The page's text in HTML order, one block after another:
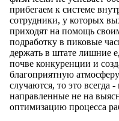
прибегаем к системе
сотрудники, у которых
приходят на помощь
подработку в пиковые
держать в штате лишние
почве конкуренции и
благоприятную
случаются, то это всегда
направленные не на
оптимизацию процесса